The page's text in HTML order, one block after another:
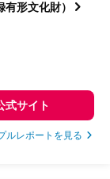
形文化財）
式サイト
ルレポートを見る